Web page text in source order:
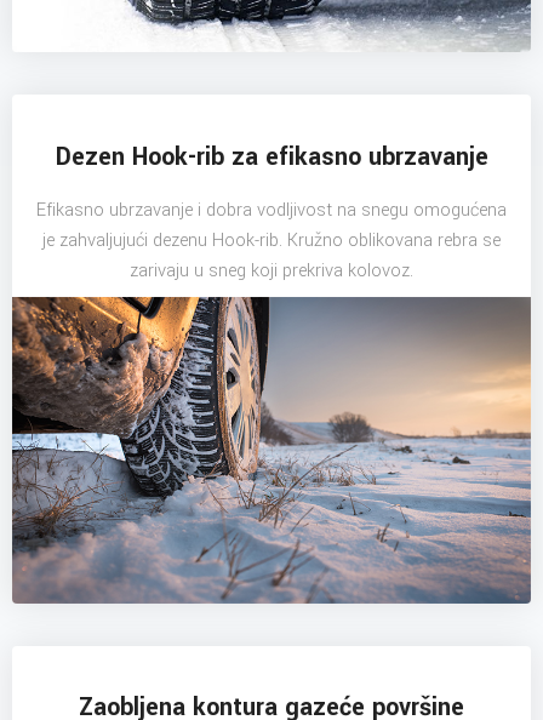
Dezen Hook-rib za efikasno ubrzavanje
Efikasno ubrzavanje i dobra vodljivost na snegu omogućena
je zahvaljujući dezenu Hook-rib. Kružno oblikovana rebra se
zarivaju u sneg koji prekriva kolovoz.
Zaobljena kontura gazeće površine